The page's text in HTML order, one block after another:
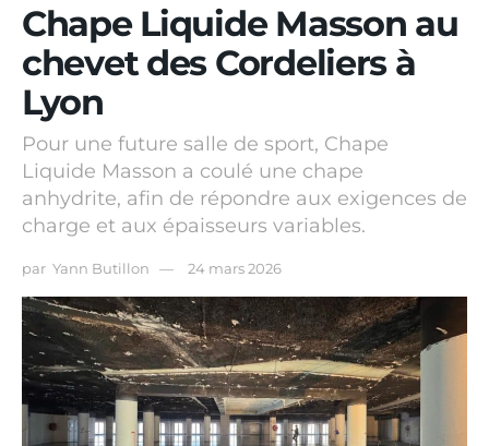
Chape Liquide Masson au
chevet des Cordeliers à
Lyon
Pour une future salle de sport, Chape
Liquide Masson a coulé une chape
anhydrite, afin de répondre aux exigences de
charge et aux épaisseurs variables.
par Yann Butillon 24 mars 2026